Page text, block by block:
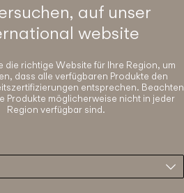
auf unser
website
die richtige Website für Ihre Region, um
dass alle verfügbaren Produkte den
entsprechen. Beachten
Produkte möglicherweise nicht in jeder
Region verfügbar sind.